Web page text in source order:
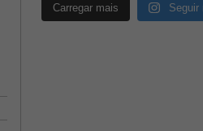
Carregar mais Seguir